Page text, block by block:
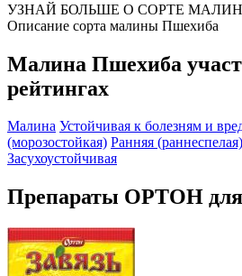
УЗНАЙ БОЛЬШЕ О СОРТЕ
Описание сорта малины Пшехиба
Малина Пшехиба
рейтингах
Малина Устойчивая к болезням и
(морозостойкая) Ранняя (раннеспелая)
Засухоустойчивая
Препараты ОРТОН